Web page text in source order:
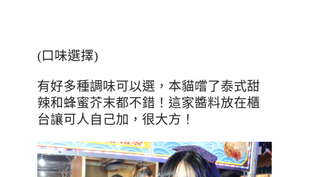
(口味選擇)
有好多種調味可以選，本貓嚐了泰式甜
辣和蜂蜜芥末都不錯！這家醬料放在櫃
台讓可人自己加，很大方！